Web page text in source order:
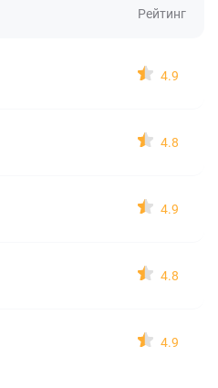
Рейтинг
4.9
4.8
4.9
4.8
4.9